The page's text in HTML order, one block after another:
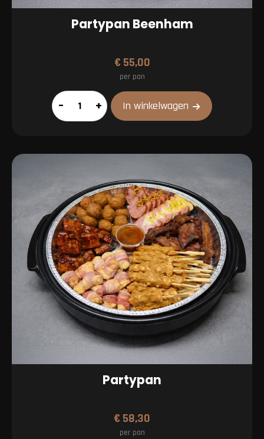
Partypan Beenham
€ 55,00
per pan
Partypan
Beenham
– + In winkelwagen
Partypan
€ 58,30
per pan